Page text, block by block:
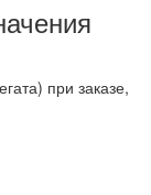
при заказе,